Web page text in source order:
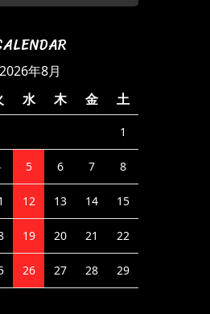
2026年8月
水 木 金 土
1
5 6 7 8
12 13 14 15
19 20 21 22
26 27 28 29